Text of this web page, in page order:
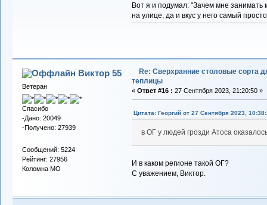
Вот я и подумал: "Зачем мне занимать
на улице, да и вкус у него самый
Виктор 55
Ветеран
Спасибо
-Дано: 20049
-Получено: 27939
Сообщений: 5224
Рейтинг: 27956
Коломна МО
Re: Сверхранние столовые сорта
теплицы
« Ответ #16 : 27 Сентября 2023, 21:20:50 »
Цитата: Георгий от 27 Сентября 2023,
в ОГ у людей грозди Атоса
И в каком регионе такой ОГ?
С уважением, Виктор.